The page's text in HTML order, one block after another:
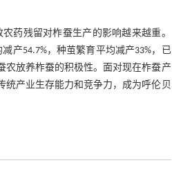
药残留对柞蚕生产的影响越来越重。
产54.7%，种茧繁育平均减产33%，已
农放养柞蚕的积极性。面对现在柞蚕产
统产业生存能力和竞争力，成为呼伦贝